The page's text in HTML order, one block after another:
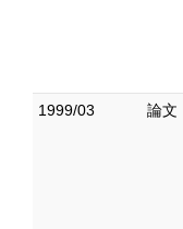
1999/03 論文